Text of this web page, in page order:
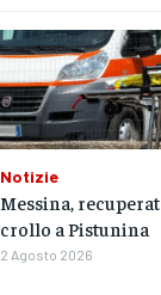
Notizie
Messina,
crollo a Pistunina
2 Agosto 2026